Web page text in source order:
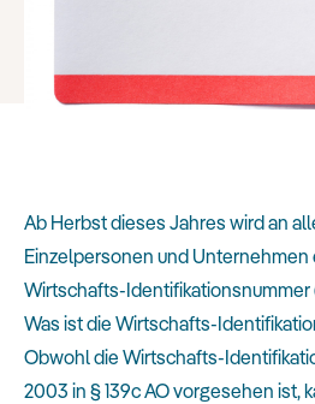
Ab Herbst dieses Jahres wird an
Einzelpersonen und Unternehmen
Wirtschafts-Identifikationsnummer
Was ist die Wirtschafts-
Obwohl die Wirtschafts-
2003 in § 139c AO vorgesehen ist,